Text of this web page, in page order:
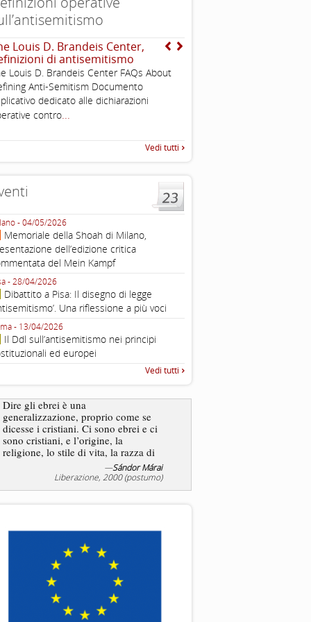
Louis D. Brandeis Center,
di antisemitismo
Louis D. Brandeis Center FAQs About
Anti-Semitism Documento
dedicato alle dichiarazioni
contro...
Vedi tutti
- 04/05/2026
Memoriale della Shoah di Milano,
dell’edizione critica
del Mein Kampf
- 28/04/2026
Dibattito a Pisa: Il disegno di legge
Una riflessione a più voci
- 13/04/2026
Il Ddl sull’antisemitismo nei principi
ed europei
2025”
Vedi tutti
Dire gli ebrei è una
generalizzazione, proprio come se
dicesse i cristiani. Ci sono ebrei e ci
sono cristiani, e l’origine, la
religione, lo stile di vita, la razza di
sicuro comportano tanti tratti...
—Sándor Márai
Liberazione, 2000 (postumo)